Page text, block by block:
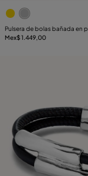
4.6de 5
Pulsera de bolas
Mex$ 1.449,00